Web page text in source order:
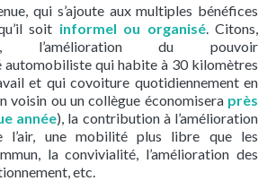
qui s’ajoute aux multiples bénéfices
soit informel ou organisé. Citons,
l’amélioration du pouvoir
automobiliste qui habite à 30 kilomètres
et qui covoiture quotidiennement en
voisin ou un collègue économisera près
année), la contribution à l’amélioration
une mobilité plus libre que les
la convivialité, l’amélioration des
etc.